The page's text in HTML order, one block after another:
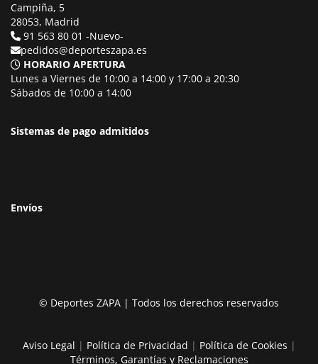
Campiña, 5
28053, Madrid
91 563 80 01 -Nuevo-
pedidos@deporteszapa.es
HORARIO APERTURA
Lunes a Viernes de 10:00 a 14:00 y 17:00 a 20:30
Sábados de 10:00 a 14:00
Sistemas de pago admitidos
Envíos
© Deportes ZAPA | Todos los derechos reservados
Aviso Legal | Política de Privacidad | Política de Cookies |
Términos, Garantías y Reclamaciones